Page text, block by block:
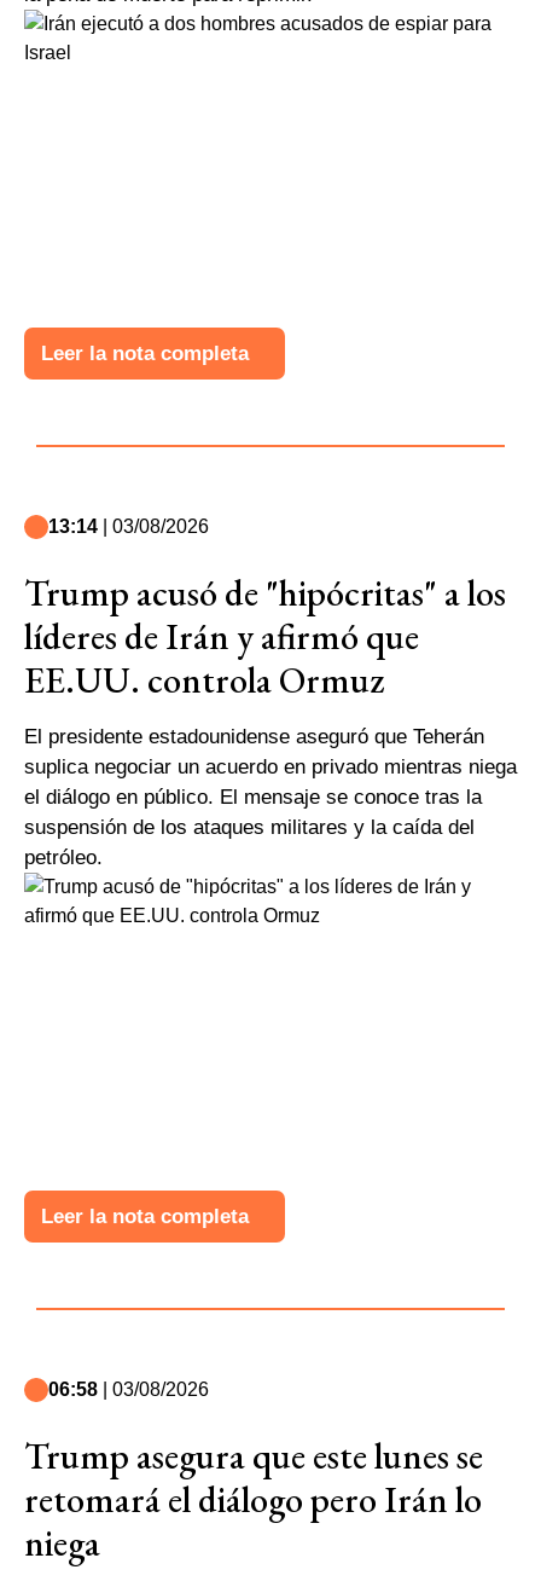
Leer la nota completa
13:14 | 03/08/2026
Trump acusó de "hipócritas" a los
líderes de Irán y afirmó que
EE.UU. controla Ormuz
El presidente estadounidense aseguró que Teherán
suplica negociar un acuerdo en privado mientras niega
el diálogo en público. El mensaje se conoce tras la
suspensión de los ataques militares y la caída del
petróleo.
Leer la nota completa
06:58 | 03/08/2026
Trump asegura que este lunes se
retomará el diálogo pero Irán lo
niega